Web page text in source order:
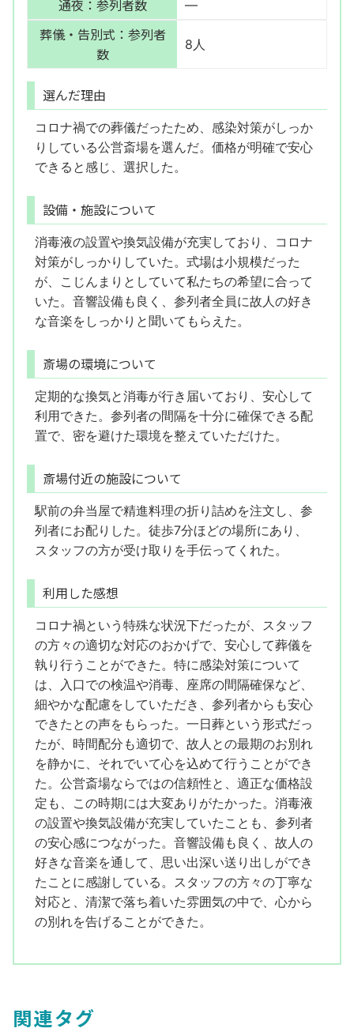
通夜：参列者数 —
葬儀・告別式：参列者
数
8人
選んだ理由
コロナ禍での葬儀だったため、感染対策がしっか
りしている公営斎場を選んだ。価格が明確で安心
できると感じ、選択した。
設備・施設について
消毒液の設置や換気設備が充実しており、コロナ
対策がしっかりしていた。式場は小規模だった
が、こじんまりとしていて私たちの希望に合って
いた。音響設備も良く、参列者全員に故人の好き
な音楽をしっかりと聞いてもらえた。
斎場の環境について
定期的な換気と消毒が行き届いており、安心して
利用できた。参列者の間隔を十分に確保できる配
置で、密を避けた環境を整えていただけた。
斎場付近の施設について
駅前の弁当屋で精進料理の折り詰めを注文し、参
列者にお配りした。徒歩7分ほどの場所にあり、
スタッフの方が受け取りを手伝ってくれた。
利用した感想
コロナ禍という特殊な状況下だったが、スタッフ
の方々の適切な対応のおかげで、安心して葬儀を
執り行うことができた。特に感染対策について
は、入口での検温や消毒、座席の間隔確保など、
細やかな配慮をしていただき、参列者からも安心
できたとの声をもらった。一日葬という形式だっ
たが、時間配分も適切で、故人との最期のお別れ
を静かに、それでいて心を込めて行うことができ
た。公営斎場ならではの信頼性と、適正な価格設
定も、この時期には大変ありがたかった。消毒液
の設置や換気設備が充実していたことも、参列者
の安心感につながった。音響設備も良く、故人の
好きな音楽を通して、思い出深い送り出しができ
たことに感謝している。スタッフの方々の丁寧な
対応と、清潔で落ち着いた雰囲気の中で、心から
の別れを告げることができた。
関連タグ